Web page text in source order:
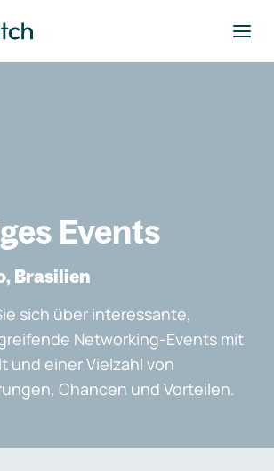
Events
Brasilien
sich über interessante,
Networking-Events mit
und einer Vielzahl von
Chancen und Vorteilen.